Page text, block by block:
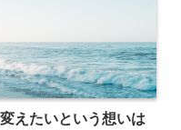
えたいという想いは